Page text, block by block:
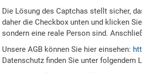
Die Lösung des Captchas stellt sicher,
daher die Checkbox unten und klicken
sondern eine reale Person sind.
Unsere AGB können Sie hier einsehen:
Datenschutz finden Sie unter folgendem